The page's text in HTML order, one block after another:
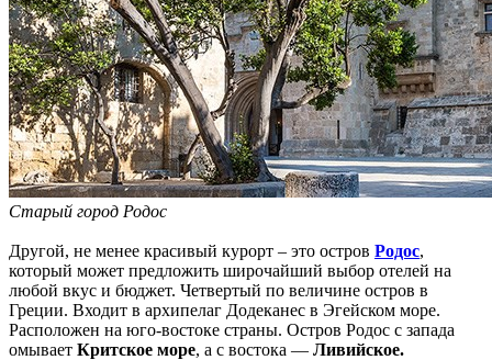
Старый город Родос
Другой, не менее красивый курорт – это остров Родос,
который может предложить широчайший выбор отелей на
любой вкус и бюджет. Четвертый по величине остров в
Греции. Входит в архипелаг Додеканес в Эгейском море.
Расположен на юго-востоке страны. Остров Родос с запада
омывает Критское море, а с востока — Ливийское.